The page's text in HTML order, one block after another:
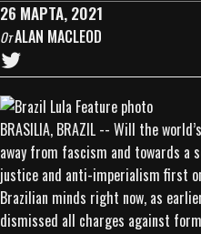
26 МАРТА, 2021
ОтALAN MACLEOD
BRASILIA, BRAZIL -- Will the
away from fascism and towards a
justice and anti-imperialism first
Brazilian minds right now, as
dismissed all charges against